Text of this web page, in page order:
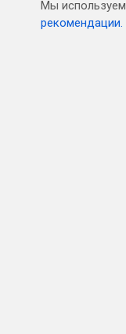
Мы используем
рекомендации.